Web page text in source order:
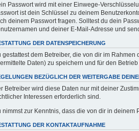
Passwort wird mit einer Einwege-
ist dein Schlüssel zu deinem
deinem Passwort fragen. Solltest du dein
und deiner E-Mail-Adresse und
DER DATENSPEICHERUNG
gestattest dem Betreiber, die von dir im
Daten) zu speichern und für den
BEZÜGLICH DER WEITERGABE
Betreiber wird diese Daten nur mit deiner
Interessen erforderlich sind.
nimmst zur Kenntnis, dass die von dir in
DER KONTAKTAUFNAHME